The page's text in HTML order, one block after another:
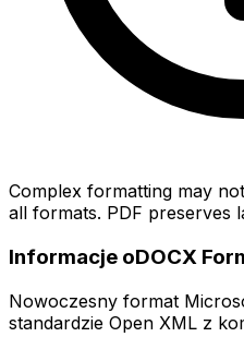
Complex formatting may
all formats. PDF preserves
Informacje oDOCX
Nowoczesny format
standardzie Open XML z